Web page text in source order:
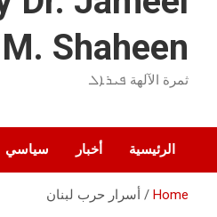
M. Shaheen
ثمرة الآلهة ܦܝܪܐܠ
الرئيسية أخبار سياسي
Home أسرار حرب لبنان